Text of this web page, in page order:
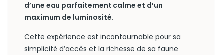
d’une eau parfaitement calme et d’un
maximum de luminosité.
Cette expérience est incontournable pour sa
simplicité d’accès et la richesse de sa faune